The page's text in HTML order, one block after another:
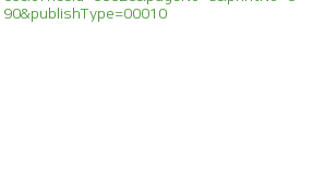
90&publishType=00010